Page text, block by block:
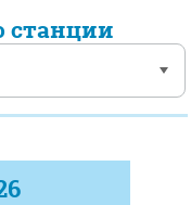
станции